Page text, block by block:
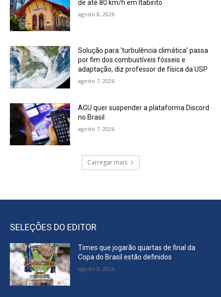
de até 80 km/h em Itabirito
agosto 8, 2026
Solução para ‘turbulência climática’ passa
por fim dos combustíveis fósseis e
adaptação, diz professor de física da USP
agosto 7, 2026
AGU quer suspender a plataforma Discord
no Brasil
agosto 7, 2026
Carregar mais
SELEÇÕES DO EDITOR
Times que jogarão quartas de final da
Copa do Brasil estão definidos
agosto 8, 2026